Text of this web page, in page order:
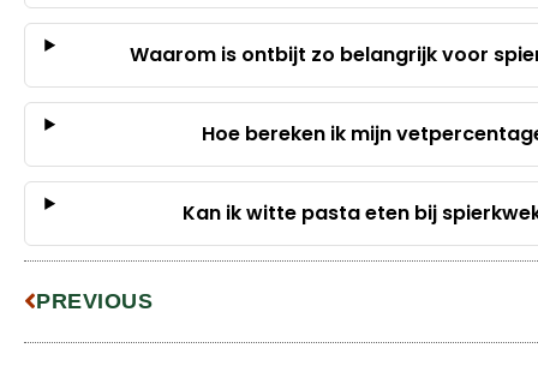
Waarom is ontbijt zo belangrijk voor
Hoe bereken ik mijn
Kan ik witte pasta eten bij
PREVIOUS